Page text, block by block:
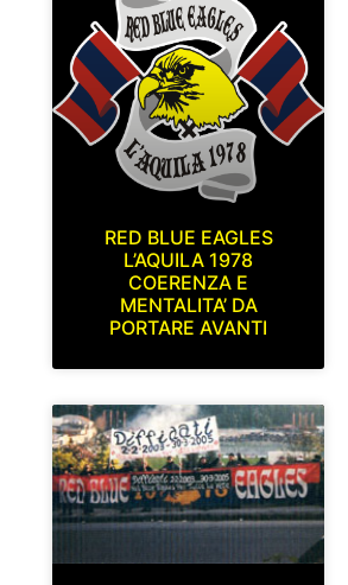
RED BLUE EAGLES
L’AQUILA 1978
COERENZA E
MENTALITA’ DA
PORTARE AVANTI